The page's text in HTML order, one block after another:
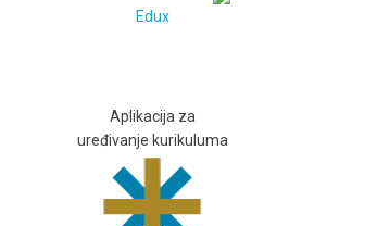
Edux
Aplikacija za
uređivanje kurikuluma